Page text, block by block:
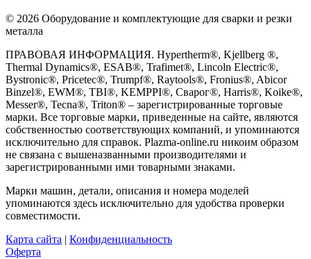
© 2026 Оборудование и комплектующие для сварки и резки
металла
ПРАВОВАЯ ИНФОРМАЦИЯ. Hypertherm®, Kjellberg ®,
Thermal Dynamics®, ESAB®, Trafimet®, Lincoln Electric®,
Bystronic®, Pricetec®, Trumpf®, Raytools®, Fronius®, Abicor
Binzel®, EWM®, TBI®, KEMPPI®, Сварог®, Harris®, Koike®,
Messer®, Tecna®, Triton® – зарегистрированные торговые
марки. Все торговые марки, приведенные на сайте, являются
собственностью соответствующих компаний, и упоминаются
исключительно для справок. Plazma-online.ru никоим образом
не связана с вышеназванными производителями и
зарегистрированными ими товарными знаками.
Марки машин, детали, описания и номера моделей
упоминаются здесь исключительно для удобства проверки
совместимости.
Карта сайта | Конфиденциальность
Оферта